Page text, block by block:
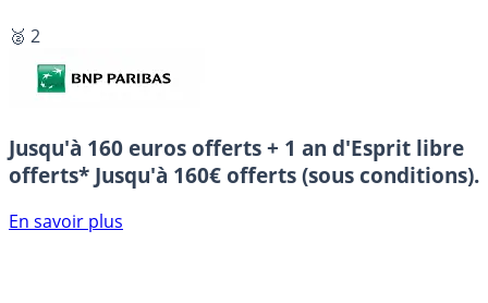
🥈 2
Jusqu'à 160 euros offerts + 1 an d'Esprit libre
offerts* Jusqu'à 160€ offerts (sous conditions).
En savoir plus